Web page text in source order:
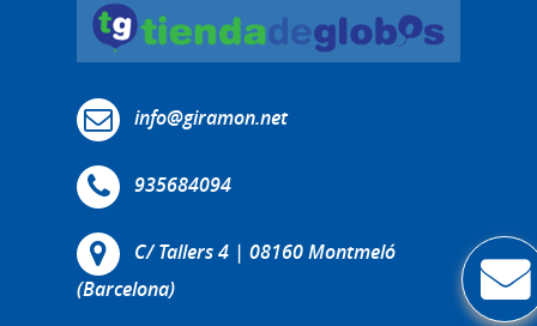
info@giramon.net
935684094
C/ Tallers 4 | 08160 Montmeló
(Barcelona)